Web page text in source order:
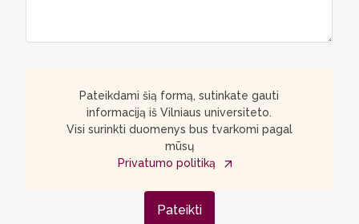
Pateikdami šią formą, sutinkate gauti
informaciją iš Vilniaus universiteto.
Visi surinkti duomenys bus tvarkomi pagal
mūsų
Privatumo politiką
Pateikti